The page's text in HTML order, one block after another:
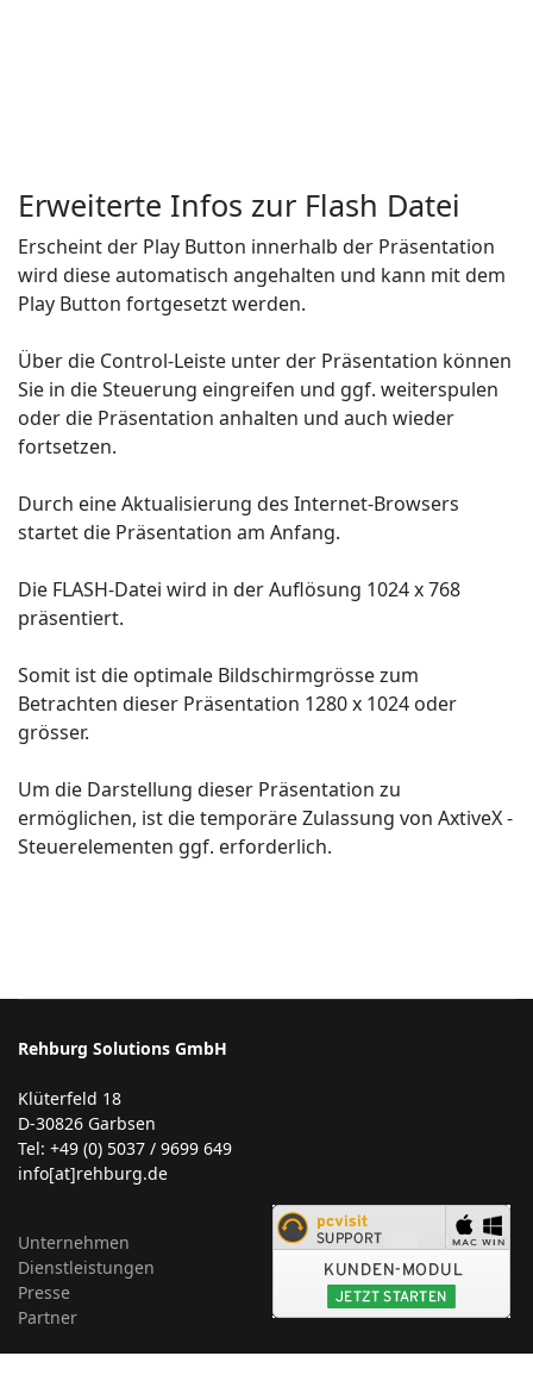
Erweiterte Infos zur Flash Datei
Erscheint der Play Button innerhalb der Präsentation
wird diese automatisch angehalten und kann mit dem
Play Button fortgesetzt werden.
Über die Control-Leiste unter der Präsentation können
Sie in die Steuerung eingreifen und ggf. weiterspulen
oder die Präsentation anhalten und auch wieder
fortsetzen.
Durch eine Aktualisierung des Internet-Browsers
startet die Präsentation am Anfang.
Die FLASH-Datei wird in der Auflösung 1024 x 768
präsentiert.
Somit ist die optimale Bildschirmgrösse zum
Betrachten dieser Präsentation 1280 x 1024 oder
grösser.
Um die Darstellung dieser Präsentation zu
ermöglichen, ist die temporäre Zulassung von AxtiveX -
Steuerelementen ggf. erforderlich.
Rehburg Solutions GmbH
Klüterfeld 18
D-30826 Garbsen
Tel: +49 (0) 5037 / 9699 649
info[at]rehburg.de
Unternehmen
Dienstleistungen
Presse
Partner